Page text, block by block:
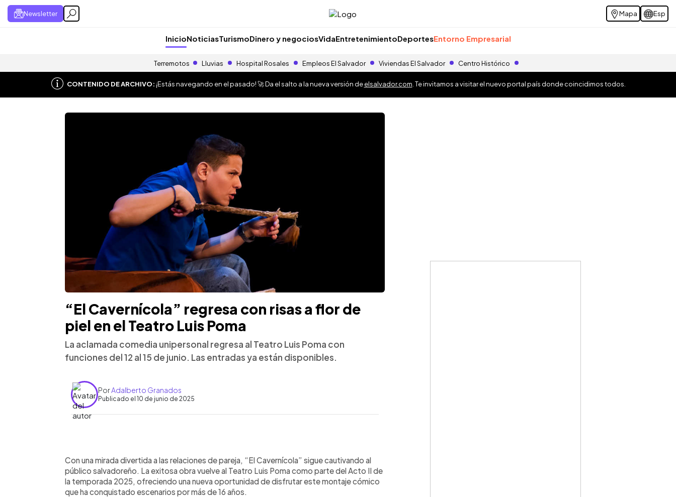
Newsletter Mapa Esp
InicioNoticiasTurismoDinero y negociosVidaEntretenimientoDeportesEntorno Empresarial
Terremotos Lluvias Hospital Rosales Empleos El Salvador Viviendas El Salvador Centro Histórico
CONTENIDO DE ARCHIVO:¡Estás navegando en el pasado! 🚀 Da el salto a la nueva versión deelsalvador.com . Te invitamos a visitar el nuevo portal país donde coincidimos todos.
“El Cavernícola” regresa con risas a flor de
piel en el Teatro Luis Poma
La aclamada comedia unipersonal regresa al Teatro Luis Poma con
funciones del 12 al 15 de junio. Las entradas ya están disponibles.
PorAdalberto Granados
Publicado el 10 de junio de 2025
► Escuchar artículo
Con una mirada divertida a las relaciones de pareja, “El Cavernícola” sigue cautivando al
público salvadoreño. La exitosa obra vuelve al Teatro Luis Poma como parte del Acto II de
la temporada 2025, ofreciendo una nueva oportunidad de disfrutar este montaje cómico
que ha conquistado escenarios por más de 16 años.